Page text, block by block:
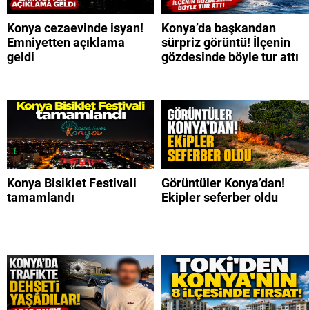
Konya cezaevinde isyan!
Emniyetten açıklama
geldi
Konya’da başkandan
sürpriz görüntü! İlçenin
gözdesinde böyle tur attı
Konya Bisiklet Festivali
tamamlandı
Görüntüler Konya’dan!
Ekipler seferber oldu